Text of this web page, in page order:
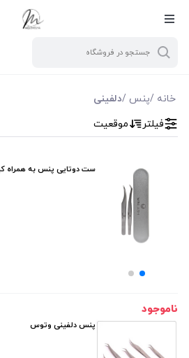
خانه /پنس /دلفینی
فیلتر بر اساس قیمت
فیلتر براساس ویژگی ها
فیلترکردن براساس تولید‌کننده
وتوس
وین لش
فیلتر موقعیت
ست دوتایی پنس به همراه
ناموجود
پنس دلفینی وتوس